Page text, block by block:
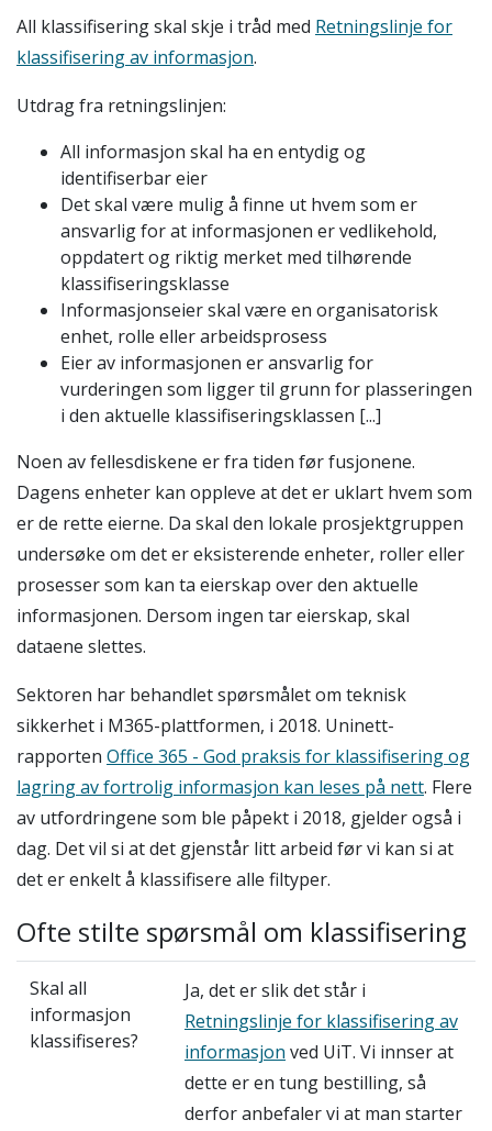
All klassifisering skal skje i tråd med Retningslinje for
klassifisering av informasjon.
Utdrag fra retningslinjen:
All informasjon skal ha en entydig og
identifiserbar eier
Det skal være mulig å finne ut hvem som er
ansvarlig for at informasjonen er vedlikehold,
oppdatert og riktig merket med tilhørende
klassifiseringsklasse
Informasjonseier skal være en organisatorisk
enhet, rolle eller arbeidsprosess
Eier av informasjonen er ansvarlig for
vurderingen som ligger til grunn for plasseringen
i den aktuelle klassifiseringsklassen [...]
Noen av fellesdiskene er fra tiden før fusjonene.
Dagens enheter kan oppleve at det er uklart hvem som
er de rette eierne. Da skal den lokale prosjektgruppen
undersøke om det er eksisterende enheter, roller eller
prosesser som kan ta eierskap over den aktuelle
informasjonen. Dersom ingen tar eierskap, skal
dataene slettes.
Sektoren har behandlet spørsmålet om teknisk
sikkerhet i M365-plattformen, i 2018. Uninett-
rapporten Office 365 - God praksis for klassifisering og
lagring av fortrolig informasjon kan leses på nett. Flere
av utfordringene som ble påpekt i 2018, gjelder også i
dag. Det vil si at det gjenstår litt arbeid før vi kan si at
det er enkelt å klassifisere alle filtyper.
Ofte stilte spørsmål om klassifisering
Skal all
informasjon
klassifiseres?
Ja, det er slik det står i
Retningslinje for klassifisering av
informasjon ved UiT. Vi innser at
dette er en tung bestilling, så
derfor anbefaler vi at man starter